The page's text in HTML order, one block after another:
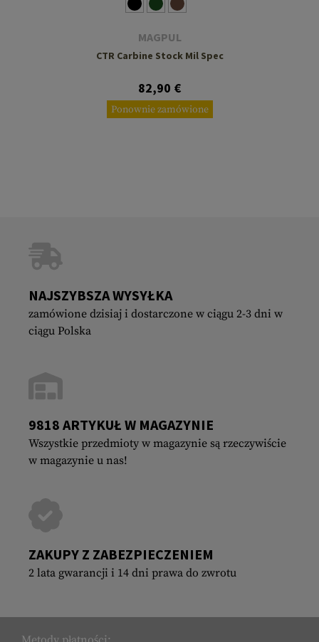
MAGPUL
CTR Carbine Stock Mil Spec
82,90 €
Ponownie zamówione
NAJSZYBSZA WYSYŁKA
zamówione dzisiaj i dostarczone w ciągu 2-3 dni w
ciągu Polska
9818 ARTYKUŁ W MAGAZYNIE
Wszystkie przedmioty w magazynie są rzeczywiście
w magazynie u nas!
ZAKUPY Z ZABEZPIECZENIEM
2 lata gwarancji i 14 dni prawa do zwrotu